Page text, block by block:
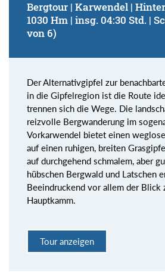
Bergtour | Karwendel |
1030 Hm | insg. 04:30 Std. |
von 6)
Der Alternativgipfel zur
in die Gipfelregion ist die Route
trennen sich die Wege. Die
reizvolle Bergwanderung im
Vorkarwendel bietet einen
auf einen ruhigen, breiten
auf durchgehend schmalem, aber
hübschen Bergwald und Latschen
Beeindruckend vor allem der Blick
Hauptkamm.
Tour anzeigen